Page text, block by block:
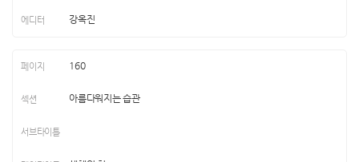
강옥진
160
아름다워지는 습관